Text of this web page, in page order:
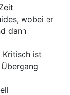
wobei er
dann
Kritisch ist